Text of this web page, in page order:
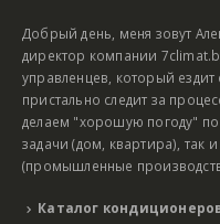
Добрый день, меня зовут
директор компании
управленцев, который
пристально следит за
делаем "хорошую погоду"
задачи (дом, квартира), так
(промышленные
Каталог